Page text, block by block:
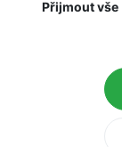
Přijmout vše